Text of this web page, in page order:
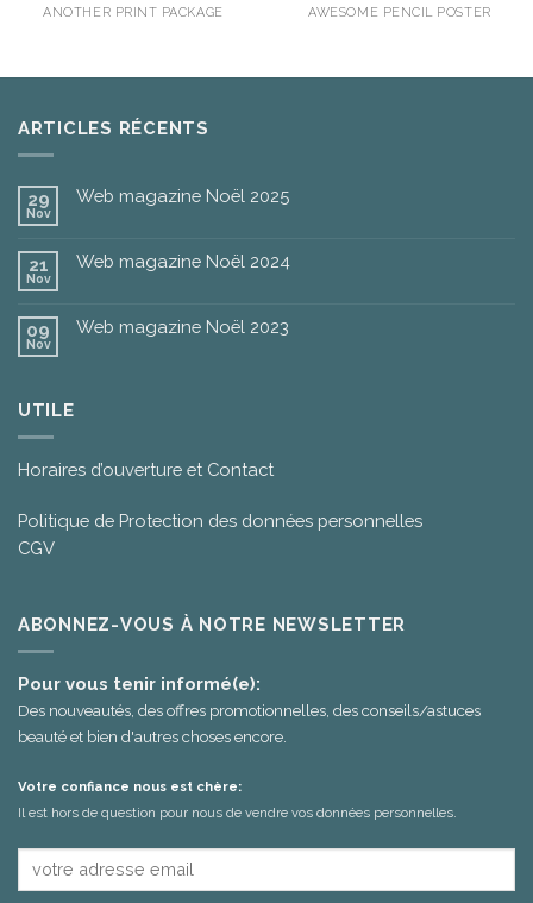
ANOTHER PRINT PACKAGE AWESOME PENCIL POSTER
ARTICLES RÉCENTS
29
Nov
Web magazine Noël 2025
21
Nov
Web magazine Noël 2024
09
Nov
Web magazine Noël 2023
UTILE
Horaires d’ouverture et Contact
Politique de Protection des données personnelles
CGV
ABONNEZ-VOUS À NOTRE NEWSLETTER
Pour vous tenir informé(e):
Des nouveautés, des offres promotionnelles, des conseils/astuces
beauté et bien d'autres choses encore.
Votre confiance nous est chère:
Il est hors de question pour nous de vendre vos données personnelles.